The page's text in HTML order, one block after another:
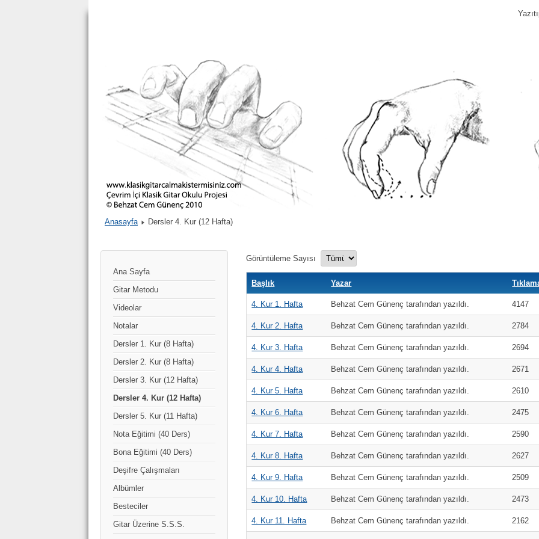
Anasayfa Dersler 4. Kur (12 Hafta)
Ana Sayfa
Gitar Metodu
Videolar
Notalar
Dersler 1. Kur (8 Hafta)
Dersler 2. Kur (8 Hafta)
Dersler 3. Kur (12 Hafta)
Dersler 4. Kur (12 Hafta)
Dersler 5. Kur (11 Hafta)
Nota Eğitimi (40 Ders)
Bona Eğitimi (40 Ders)
Deşifre Çalışmaları
Albümler
Besteciler
Gitar Üzerine S.S.S.
Görüntüleme Sayısı
Başlık Yazar
4. Kur 1. Hafta Behzat Cem Günenç tarafından yazıldı. 4147
4. Kur 2. Hafta Behzat Cem Günenç tarafından yazıldı. 2784
4. Kur 3. Hafta Behzat Cem Günenç tarafından yazıldı. 2694
4. Kur 4. Hafta Behzat Cem Günenç tarafından yazıldı. 2671
4. Kur 5. Hafta Behzat Cem Günenç tarafından yazıldı. 2610
4. Kur 6. Hafta Behzat Cem Günenç tarafından yazıldı. 2475
4. Kur 7. Hafta Behzat Cem Günenç tarafından yazıldı. 2590
4. Kur 8. Hafta Behzat Cem Günenç tarafından yazıldı. 2627
4. Kur 9. Hafta Behzat Cem Günenç tarafından yazıldı. 2509
4. Kur 10. Hafta Behzat Cem Günenç tarafından yazıldı. 2473
4. Kur 11. Hafta Behzat Cem Günenç tarafından yazıldı. 2162